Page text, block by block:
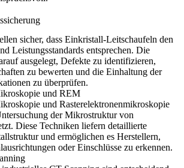
sicher, dass Einkristall-Leitschaufeln den
Leistungsstandards entsprechen. Die
ausgelegt, Defekte zu identifizieren,
zu bewerten und die Einhaltung der
zu überprüfen.
und REM
und Rasterelektronenmikroskopie
der Mikrostruktur von
Diese Techniken liefern detaillierte
und ermöglichen es Herstellern,
oder Einschlüsse zu erkennen.